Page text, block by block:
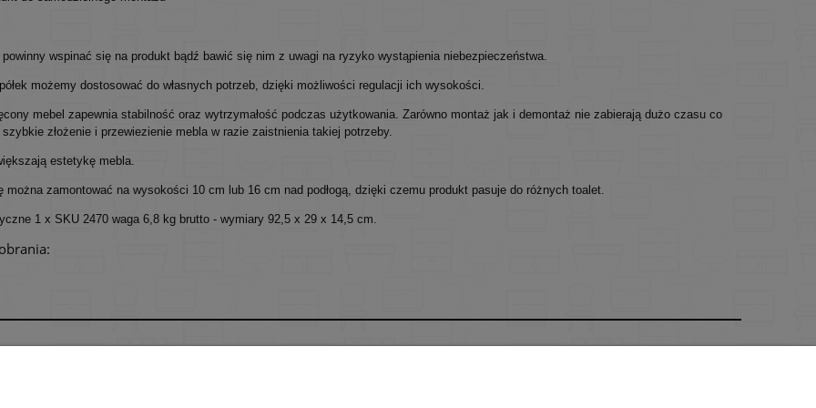
wspinać się na produkt bądź bawić się nim z uwagi na ryzyko wystąpienia niebezpieczeństwa.
możemy dostosować do własnych potrzeb, dzięki możliwości regulacji ich wysokości.
mebel zapewnia stabilność oraz wytrzymałość podczas użytkowania. Zarówno montaż jak i demontaż nie zabierają dużo czasu co
szybkie złożenie i przewiezienie mebla w razie zaistnienia takiej potrzeby.
estetykę mebla.
można zamontować na wysokości 10 cm lub 16 cm nad podłogą, dzięki czemu produkt pasuje do różnych toalet.
1 x SKU 2470 waga 6,8 kg brutto - wymiary 92,5 x 29 x 14,5 cm.